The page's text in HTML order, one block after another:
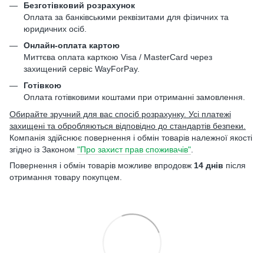
Безготівковий розрахунок
Оплата за банківськими реквізитами для фізичних та
юридичних осіб.
Онлайн-оплата картою
Миттєва оплата карткою Visa / MasterCard через
захищений сервіс WayForPay.
Готівкою
Оплата готівковими коштами при отриманні замовлення.
Обирайте зручний для вас спосіб розрахунку. Усі платежі
захищені та обробляються відповідно до стандартів безпеки.
Компанія здійснює повернення і обмін товарів належної якості
згідно із Законом "Про захист прав споживачів"
Повернення і обмін товарів можливе впродовж 14 днів після
отримання товару покупцем.